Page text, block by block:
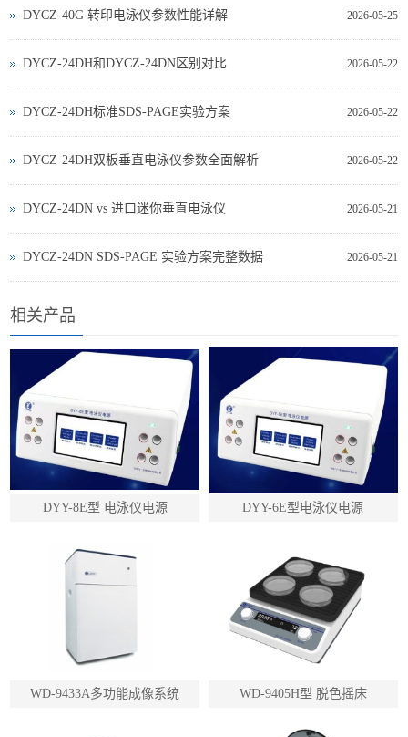
2026-05-25
DYCZ-40G 转印电泳仪参数性能详解
2026-05-22
DYCZ-24DH和DYCZ-24DN区别对比
2026-05-22
DYCZ-24DH标准SDS-PAGE实验方案
2026-05-22
DYCZ-24DH双板垂直电泳仪参数全面解析
2026-05-21
DYCZ‑24DN vs 进口迷你垂直电泳仪
2026-05-21
DYCZ‑24DN SDS‑PAGE 实验方案完整数据
相关产品
DYY-8E型 电泳仪电源 DYY-6E型电泳仪电源
WD-9433A多功能成像系统 WD-9405H型 脱色摇床